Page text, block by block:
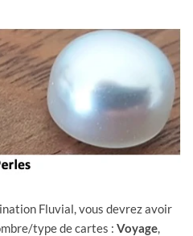
Fluvial, vous devrez avoir
type de cartes : Voyage,